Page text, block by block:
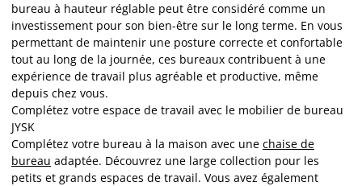
bureau à hauteur réglable peut être considéré comme un
investissement pour son bien-être sur le long terme. En vous
permettant de maintenir une posture correcte et confortable
tout au long de la journée, ces bureaux contribuent à une
expérience de travail plus agréable et productive, même
depuis chez vous.
Complétez votre espace de travail avec le mobilier de bureau
JYSK
Complétez votre bureau à la maison avec une chaise de
bureau adaptée. Découvrez une large collection pour les
petits et grands espaces de travail. Vous avez également